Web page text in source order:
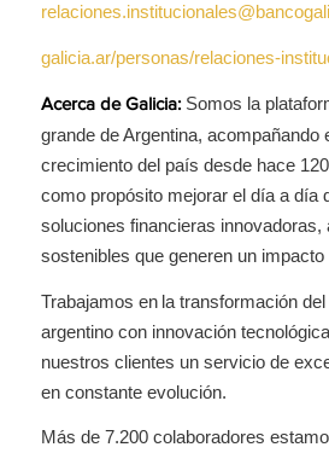
galicia.ar/personas/relaciones-
Acerca de Galicia:Somos la
grande de Argentina, acompañando
crecimiento del país desde hace
como propósito mejorar el día a día
soluciones financieras innovadoras,
sostenibles que generen un impacto
Trabajamos en la transformación
argentino con innovación
nuestros clientes un servicio de
en constante evolución.
Más de 7.200 colaboradores